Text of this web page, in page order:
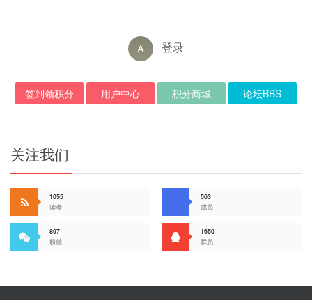
登录
签到领积分 用户中心 积分商城 论坛BBS
关注我们
1055
读者
563
成员
897
粉丝
1650
群员